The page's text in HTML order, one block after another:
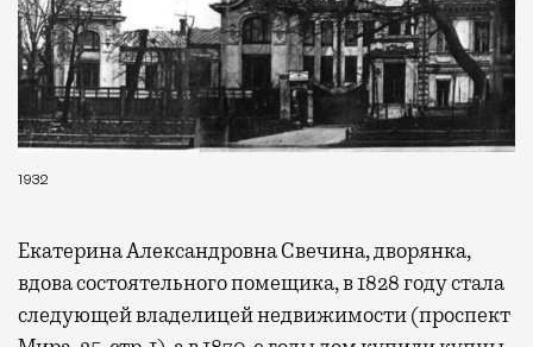
1932
Екатерина Александровна Свечина, дворянка,
вдова состоятельного помещика, в 1828 году стала
следующей владелицей недвижимости (проспект